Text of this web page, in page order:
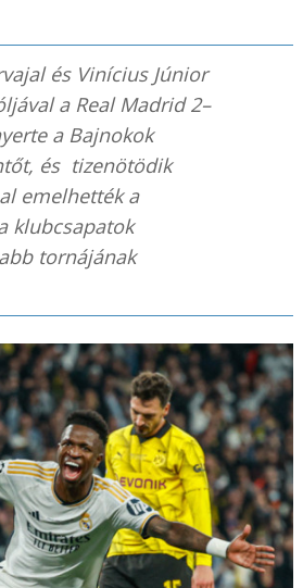
és Vinícius Júnior
a Real Madrid 2–
a Bajnokok
és tizenötödik
emelhették a
klubcsapatok
tornájának